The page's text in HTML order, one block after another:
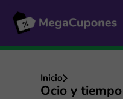
Inicio
Ocio y